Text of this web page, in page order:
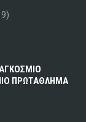
ΠΡΩΤΑΘΛΗΜΑ